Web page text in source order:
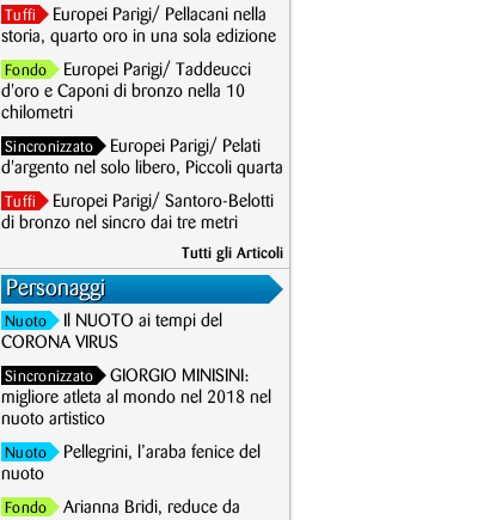
Tuffi
Europei Parigi/ Pellacani nella
storia, quarto oro in una sola edizione
Fondo
Europei Parigi/ Taddeucci
d'oro e Caponi di bronzo nella 10
chilometri
Sincronizzato
Europei Parigi/ Pelati
d'argento nel solo libero, Piccoli quarta
Tuffi
Europei Parigi/ Santoro-Belotti
di bronzo nel sincro dai tre metri
Tutti gli Articoli
Personaggi
Nuoto
Il NUOTO ai tempi del
CORONA VIRUS
Sincronizzato
GIORGIO MINISINI:
migliore atleta al mondo nel 2018 nel
nuoto artistico
Nuoto
Pellegrini, l’araba fenice del
nuoto
Fondo
Arianna Bridi, reduce da